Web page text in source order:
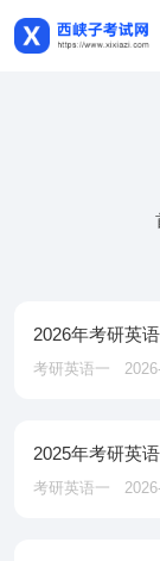
2026年考研英
考研英语一
2025年考研英
考研英语一